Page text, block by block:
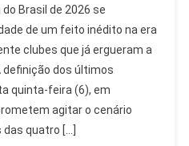
Brasil de 2026 se
de um feito inédito na era
clubes que já ergueram a
definição dos últimos
quinta-feira (6), em
agitar o cenário
quatro […]